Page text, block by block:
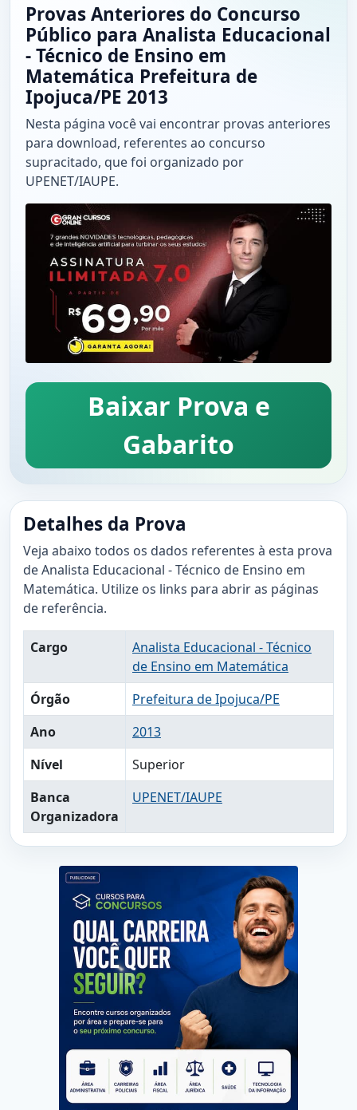
Provas Anteriores do Concurso
Público para Analista Educacional
- Técnico de Ensino em
Matemática Prefeitura de
Ipojuca/PE 2013
Nesta página você vai encontrar provas anteriores
para download, referentes ao concurso
supracitado, que foi organizado por
UPENET/IAUPE.
Baixar Prova e
Gabarito
Detalhes da Prova
Veja abaixo todos os dados referentes à esta prova
de Analista Educacional - Técnico de Ensino em
Matemática. Utilize os links para abrir as páginas
de referência.
Cargo
Analista Educacional - Técnico
de Ensino em Matemática
Órgão
Prefeitura de Ipojuca/PE
Ano
2013
Nível
Superior
Banca
Organizadora
UPENET/IAUPE